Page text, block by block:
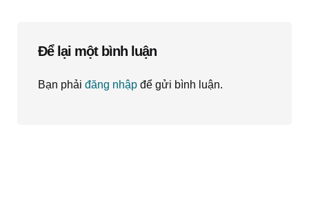
Để lại một bình luận
Bạn phải đăng nhập để gửi bình luận.